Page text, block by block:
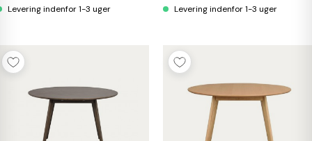
Levering indenfor 1-3 uger Levering indenfor 1-3 uger